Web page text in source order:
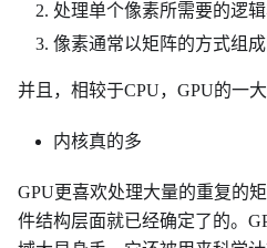
处理单个像素所需要的逻
像素通常以矩阵的方式组
并且，相较于CPU，GPU的一大
内核真的多
GPU更喜欢处理大量的重复的
件结构层面就已经确定了的。